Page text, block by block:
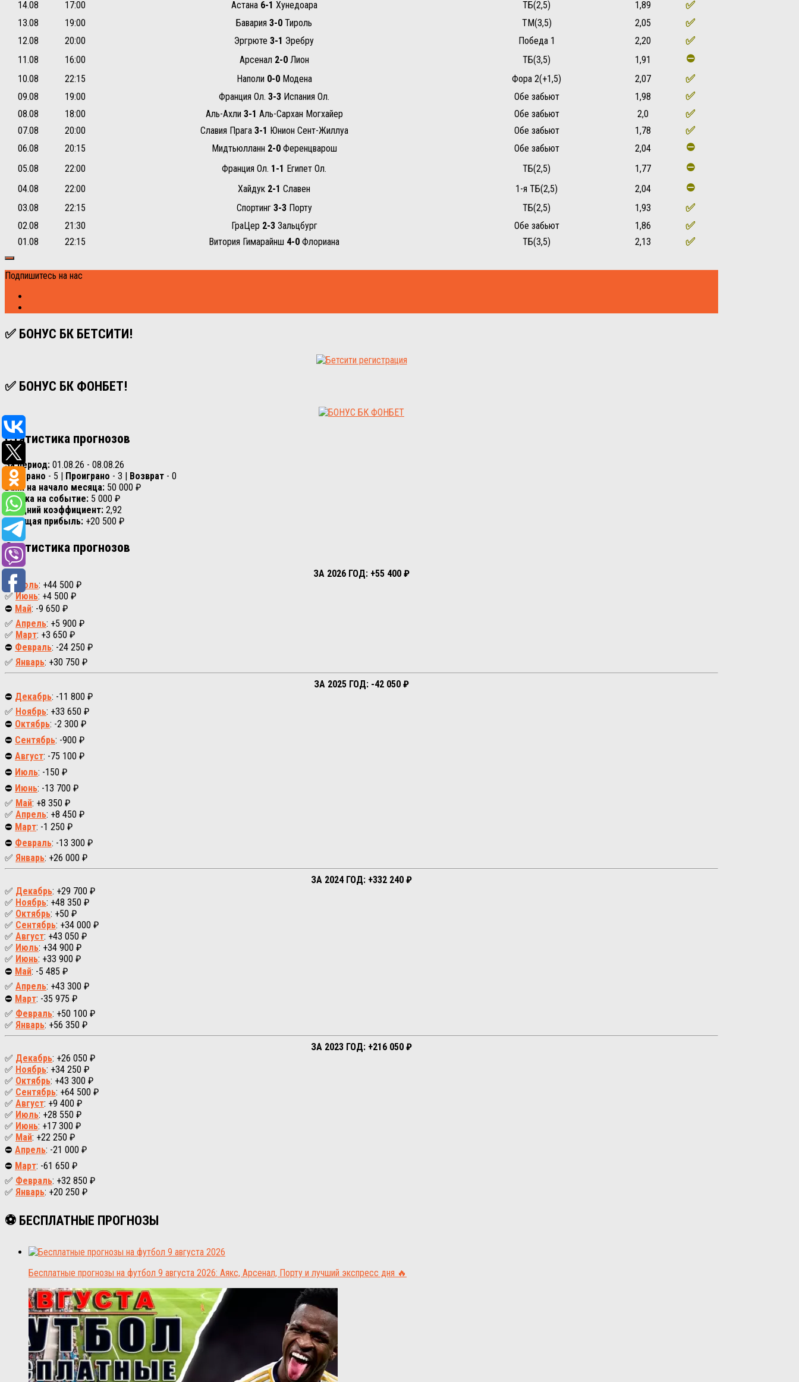
14.08 17:00 Астана 6-1 Хунедоара ТБ(2,5) 1,89 ✅
13.08 19:00 Бавария 3-0 Тироль ТМ(3,5) 2,05 ✅
12.08 20:00 Эргрюте 3-1 Эребру Победа 1 2,20 ✅
11.08 16:00 Арсенал 2-0Лион ТБ(3,5) 1,91 ⛔
10.08 22:15 Наполи 0-0Модена Фора 2(+1,5) 2,07 ✅
09.08 19:00 Франция Ол. 3-3 Испания Ол. Обе забьют 1,98 ✅
08.08 18:00 Аль-Ахли 3-1 Аль-Сархан Могхайер Обе забьют 2,0 ✅
07.08 20:00 Славия Прага 3-1 Юнион Сент-Жиллуа Обе забьют 1,78 ✅
06.08 20:15 Мидтьюлланн 2-0Ференцварош Обе забьют 2,04 ⛔
05.08 22:00 Франция Ол. 1-1 Египет Ол. ТБ(2,5) 1,77 ⛔
04.08 22:00 Хайдук 2-1 Славен 1-я ТБ(2,5) 2,04 ⛔
03.08 22:15 Спортинг 3-3Порту ТБ(2,5) 1,93 ✅
02.08 21:30 ГраЦер 2-3Зальцбург Обе забьют 1,86 ✅
01.08 22:15 Витория Гимарайнш 4-0 Флориана ТБ(3,5) 2,13 ✅
Подпишитесь на нас
✅ БОНУС БК БЕТСИТИ!
✅ БОНУС БК ФОНБЕТ!
Статистика прогнозов
За период: 01.08.26 - 08.08.26
Выиграно - 5 | Проиграно - 3 | Возврат - 0
Банк на начало месяца: 50 000 ₽
Ставка на событие: 5 000 ₽
Средний коэффициент: 2,92
Текущая прибыль: +20 500 ₽
Статистика прогнозов
ЗА 2026 ГОД: +55 400 ₽
✅Июль: +44 500 ₽
✅Июнь: +4 500 ₽
⛔ Май: -9 650 ₽
✅ Апрель: +5 900 ₽
✅ Март: +3 650 ₽
⛔ Февраль: -24 250 ₽
✅ Январь: +30 750 ₽
ЗА 2025 ГОД: -42 050 ₽
⛔ Декабрь: -11 800 ₽
✅ Ноябрь: +33 650 ₽
⛔ Октябрь: -2 300 ₽
⛔ Сентябрь: -900 ₽
⛔ Август: -75 100 ₽
⛔ Июль: -150 ₽
⛔ Июнь: -13 700 ₽
✅ Май: +8 350 ₽
✅ Апрель: +8 450 ₽
⛔ Март: -1 250 ₽
⛔ Февраль: -13 300 ₽
✅ Январь: +26 000 ₽
ЗА 2024 ГОД: +332 240 ₽
✅ Декабрь: +29 700 ₽
✅ Ноябрь: +48 350 ₽
✅ Октябрь: +50 ₽
✅ Сентябрь: +34 000 ₽
✅ Август: +43 050 ₽
✅ Июль: +34 900 ₽
✅ Июнь: +33 900 ₽
⛔ Май: -5 485 ₽
✅ Апрель: +43 300 ₽
⛔ Март: -35 975 ₽
✅ Февраль: +50 100 ₽
✅ Январь: +56 350 ₽
ЗА 2023 ГОД: +216 050 ₽
✅ Декабрь: +26 050 ₽
✅ Ноябрь: +34 250 ₽
✅ Октябрь: +43 300 ₽
✅ Сентябрь: +64 500 ₽
✅ Август: +9 400 ₽
✅ Июль: +28 550 ₽
✅ Июнь: +17 300 ₽
✅ Май: +22 250 ₽
⛔ Апрель: -21 000 ₽
⛔ Март: -61 650 ₽
✅ Февраль: +32 850 ₽
✅ Январь: +20 250 ₽
⚽ БЕСПЛАТНЫЕ ПРОГНОЗЫ
Бесплатные прогнозы на футбол 9 августа 2026: Аякс, Арсенал, Порту и лучший экспресс дня 🔥